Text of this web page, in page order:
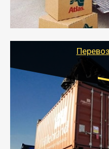
качественно
службы или работы с
оформлением
Еврофура
от 10 000 руб.